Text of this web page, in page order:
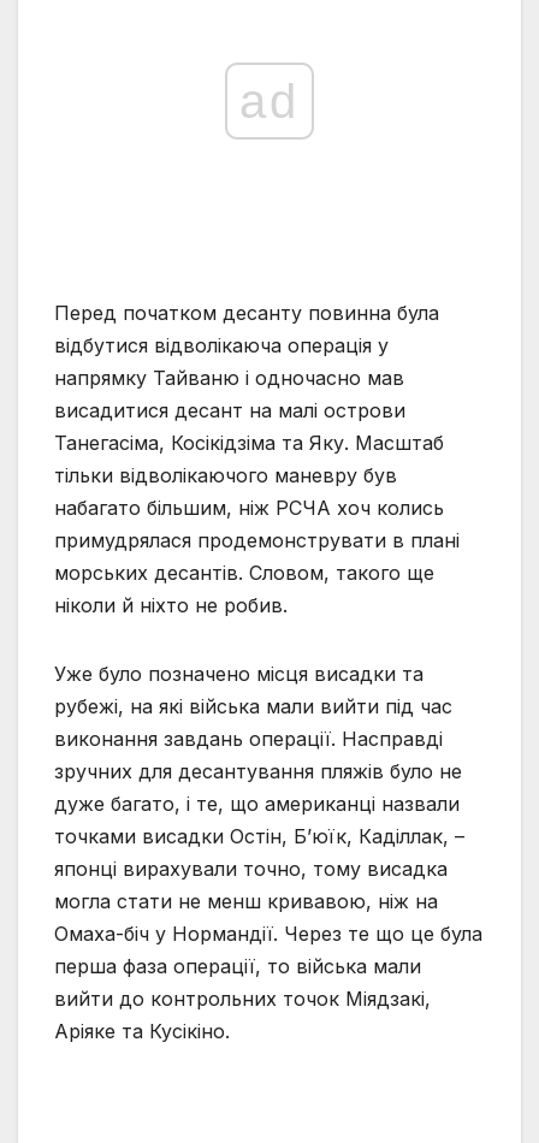
ad
Перед початком десанту повинна була
відбутися відволікаюча операція у
напрямку Тайваню і одночасно мав
висадитися десант на малі острови
Танегасіма, Косікідзіма та Яку. Масштаб
тільки відволікаючого маневру був
набагато більшим, ніж РСЧА хоч колись
примудрялася продемонструвати в плані
морських десантів. Словом, такого ще
ніколи й ніхто не робив.
Уже було позначено місця висадки та
рубежі, на які війська мали вийти під час
виконання завдань операції. Насправді
зручних для десантування пляжів було не
дуже багато, і те, що американці назвали
точками висадки Остін, Б’юїк, Каділлак, –
японці вирахували точно, тому висадка
могла стати не менш кривавою, ніж на
Омаха-біч у Нормандії. Через те що це була
перша фаза операції, то війська мали
вийти до контрольних точок Міядзакі,
Аріяке та Кусікіно.